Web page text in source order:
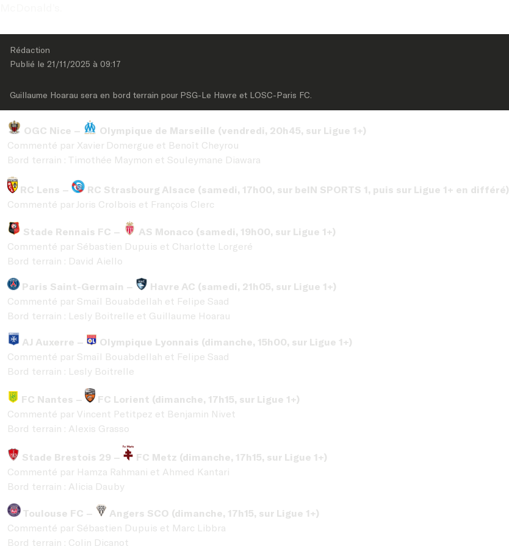
Rédaction
Publié le 21/11/2025 à 09:17
Guillaume Hoarau sera en bord terrain pour PSG-Le Havre et LOSC-Paris FC.
OGC Nice –
Olympique de Marseille (vendredi, 20h45, sur Ligue 1+)
Commenté par Xavier Domergue et Benoît Cheyrou
Bord terrain : Timothée Maymon et Souleymane Diawara
RC Lens –
RC Strasbourg Alsace (samedi, 17h00, sur beIN SPORTS 1, puis sur Ligue 1+ en différé)
Commenté par Joris Crolbois et François Clerc
Stade Rennais FC –
AS Monaco (samedi, 19h00, sur Ligue 1+)
Commenté par Sébastien Dupuis et Charlotte Lorgeré
Bord terrain : David Aiello
Paris Saint-Germain –
Havre AC (samedi, 21h05, sur Ligue 1+)
Commenté par Smaïl Bouabdellah et Felipe Saad
Bord terrain : Lesly Boitrelle et Guillaume Hoarau
AJ Auxerre –
Olympique Lyonnais (dimanche, 15h00, sur Ligue 1+)
Commenté par Smaïl Bouabdellah et Felipe Saad
Bord terrain : Lesly Boitrelle
FC Nantes –
FC Lorient (dimanche, 17h15, sur Ligue 1+)
Commenté par Vincent Petitpez et Benjamin Nivet
Bord terrain : Alexis Grasso
Stade Brestois 29 –
FC Metz (dimanche, 17h15, sur Ligue 1+)
Commenté par Hamza Rahmani et Ahmed Kantari
Bord terrain : Alicia Dauby
Toulouse FC –
Angers SCO (dimanche, 17h15, sur Ligue 1+)
Commenté par Sébastien Dupuis et Marc Libbra
Bord terrain : Colin Dicanot